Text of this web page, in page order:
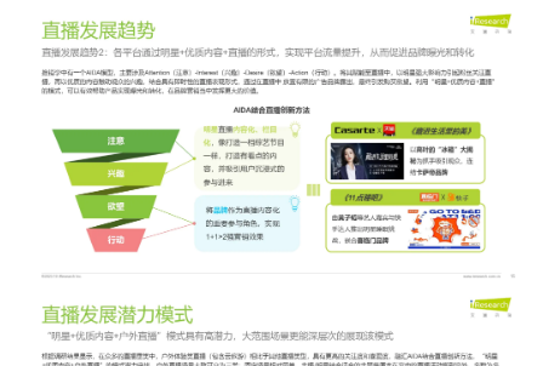
认证服务商 设计服务商
数据通服务